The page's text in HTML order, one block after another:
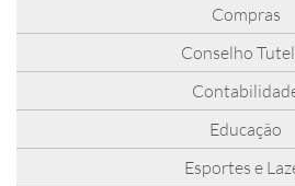
Compras
Conselho
Educação
Esportes e